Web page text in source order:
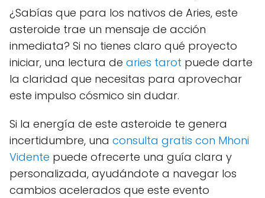
¿Sabías que para los nativos de Aries, este
asteroide trae un mensaje de acción
inmediata? Si no tienes claro qué proyecto
iniciar, una lectura de aries tarot puede darte
la claridad que necesitas para aprovechar
este impulso cósmico sin dudar.
Si la energía de este asteroide te genera
incertidumbre, una consulta gratis con Mhoni
Vidente puede ofrecerte una guía clara y
personalizada, ayudándote a navegar los
cambios acelerados que este evento